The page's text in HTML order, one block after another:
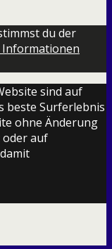
du der
Informationen
sind auf
beste Surferlebnis
ohne Änderung
oder auf